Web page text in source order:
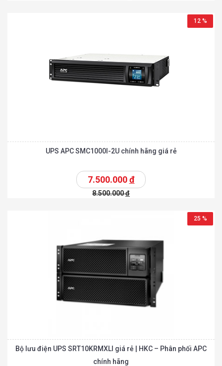
12 %
UPS APC SMC1000I-2U chính hãng giá rẻ
7.500.000đ
8.500.000đ
25 %
Bộ lưu điện UPS SRT10KRMXLI giá rẻ | HKC – Phân phối APC
chính hãng